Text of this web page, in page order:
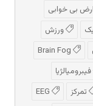
بی خوابی
ورزش
فیبرومیالژیا
تمرکز